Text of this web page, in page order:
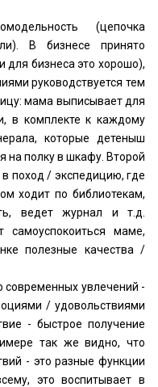
(цепочка
В бизнесе принято
для бизнеса это хорошо),
руководствуется тем
мама выписывает для
в комплекте к каждому
которые детеныш
на полку в шкафу. Второй
в поход / экспедицию, где
ходит по библиотекам,
ведет журнал и т.д.
самоуспокоиться маме,
полезные качества /
современных увлечений -
/ удовольствиями
- быстрое получение
так же видно, что
- это разные функции
это воспитывает в